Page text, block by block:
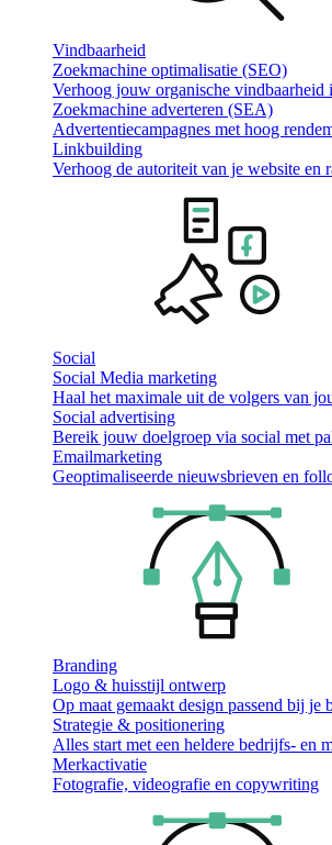
Vindbaarheid
Zoekmachine optimalisatie (SEO)
Verhoog jouw organische vindbaarheid
Zoekmachine adverteren (SEA)
Advertentiecampagnes met hoog
Linkbuilding
Verhoog de autoriteit van je website en
Social
Social Media marketing
Haal het maximale uit de volgers van
Social advertising
Bereik jouw doelgroep via social met
Emailmarketing
Geoptimaliseerde nieuwsbrieven en
Branding
Logo & huisstijl ontwerp
Op maat gemaakt design passend bij je
Strategie & positionering
Alles start met een heldere bedrijfs- en
Merkactivatie
Fotografie, videografie en copywriting